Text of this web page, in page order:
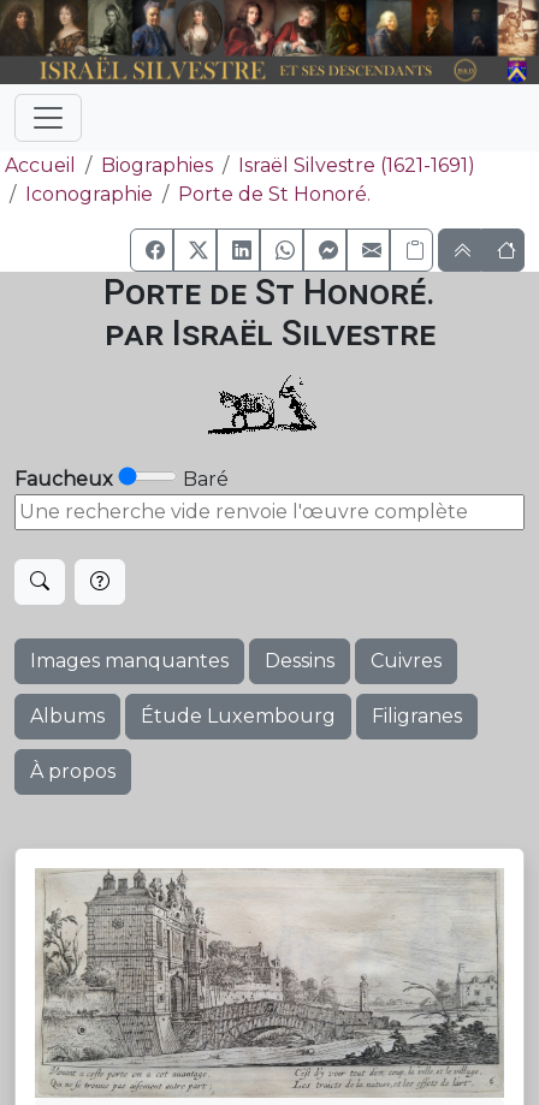
Accueil Biographies
Israël Silvestre (1621-1691)
Iconographie
Porte de St Honoré.
Porte de St Honoré.
par Israël Silvestre
Faucheux Baré
Images manquantes Dessins Cuivres
Albums Étude Luxembourg Filigranes
À propos